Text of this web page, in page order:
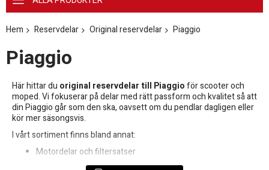
Hem Reservdelar Original reservdelar Piaggio
Piaggio
Här hittar du original reservdelar till Piaggioför scooter och
moped. Vi fokuserar på delar med rätt passform och kvalitet så att
din Piaggio går som den ska, oavsett om du pendlar dagligen eller
kör mer säsongsvis.
I vårt sortiment finns bland annat:
Motordelar och filtersatser